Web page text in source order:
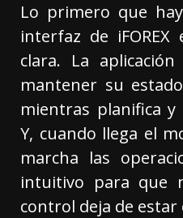
Lo primero que
interfaz de
clara. La
mantener su
mientras planifica y
Y, cuando llega el
marcha las
intuitivo para que
control deja de estar